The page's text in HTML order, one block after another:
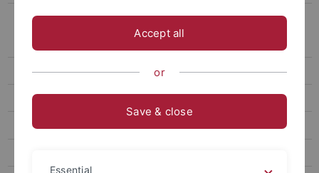
Wissenschaftskommunikation
Digitale Lernplattform
Virtuelle Ausstellung
Das Virus bedroht alle UNGLEICH
Accept all
or
Save & close
Essential